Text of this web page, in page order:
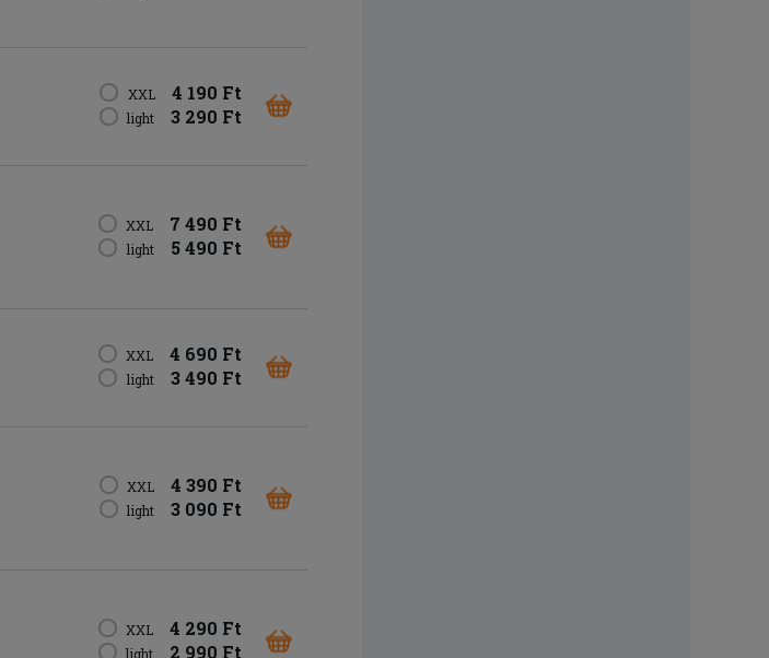
XXL 4 190 Ft
light 3 290 Ft
XXL 7 490 Ft
light 5 490 Ft
XXL 4 690 Ft
light 3 490 Ft
XXL 4 390 Ft
light 3 090 Ft
XXL 4 290 Ft
light 2 990 Ft